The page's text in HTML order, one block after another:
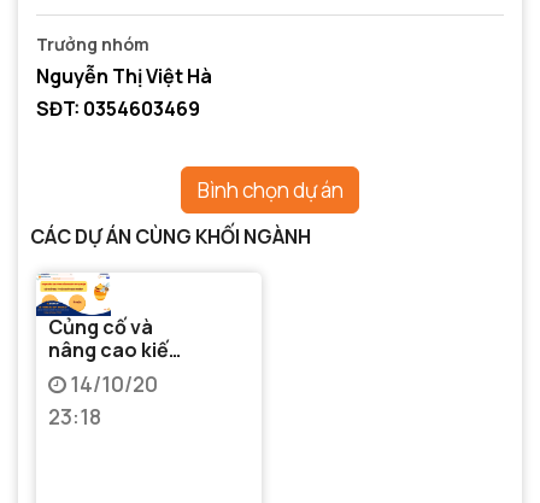
Trưởng nhóm
Nguyễn Thị Việt Hà
SĐT: 0354603469
Bình chọn dự án
CÁC DỰ ÁN CÙNG KHỐI NGÀNH
Củng cố và
nâng cao kiến
thức đại
cương cho
sinh viên
14/10/20
23:18